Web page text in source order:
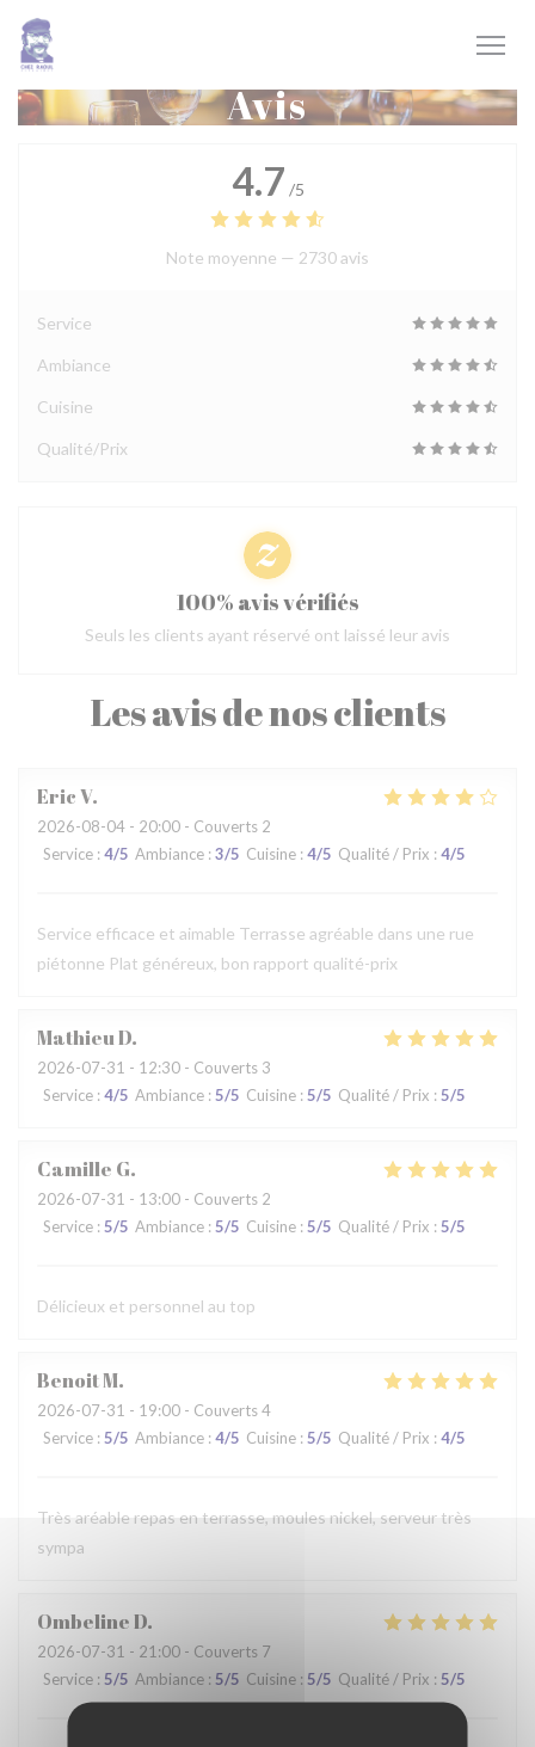
Personnalisation de vos choix en matière de cookies
Avis
Les avis de nos clients
EricV
2026-08-04 - 20:00 - Couverts 2
Service : 4/5 Ambiance : 3/5 Cuisine : 4/5 Qualité / Prix : 4/5
Service efficace et aimable Terrasse agréable dans une rue
piétonne Plat généreux, bon rapport qualité-prix
MathieuD
2026-07-31 - 12:30 - Couverts 3
Service : 4/5 Ambiance : 5/5 Cuisine : 5/5 Qualité / Prix : 5/5
Camille G
2026-07-31 - 13:00 - Couverts 2
Service : 5/5 Ambiance : 5/5 Cuisine : 5/5 Qualité / Prix : 5/5
Délicieux et personnel au top
BenoitM
2026-07-31 - 19:00 - Couverts 4
Service : 5/5 Ambiance : 4/5 Cuisine : 5/5 Qualité / Prix : 4/5
Très aréable repas en terrasse, moules nickel, serveur très
sympa
OmbelineD
2026-07-31 - 21:00 - Couverts 7
Service : 5/5 Ambiance : 5/5 Cuisine : 5/5 Qualité / Prix : 5/5
4.7 /5
Note moyenne — 2730 avis
Service
Ambiance
Cuisine
Qualité/Prix
100% avis vérifiés
Seuls les clients ayant réservé ont laissé leur avis